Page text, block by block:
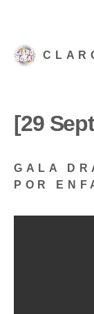
[29
GALA
POR